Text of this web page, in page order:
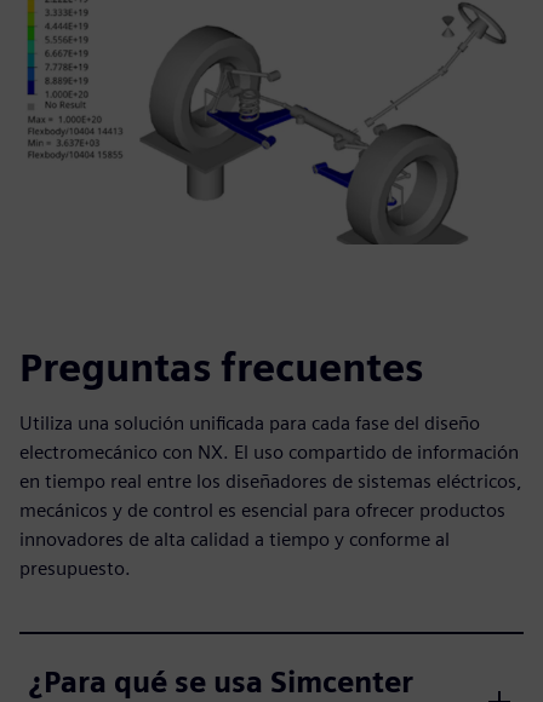
Preguntas frecuentes
Utiliza una solución unificada para cada fase del diseño
electromecánico con NX. El uso compartido de información
en tiempo real entre los diseñadores de sistemas eléctricos,
mecánicos y de control es esencial para ofrecer productos
innovadores de alta calidad a tiempo y conforme al
presupuesto.
¿Para qué se usa Simcenter